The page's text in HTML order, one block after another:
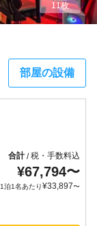
部屋の設備
11枚
合計/税・手数料込
¥67,794〜
1泊1名あたり¥33,897〜